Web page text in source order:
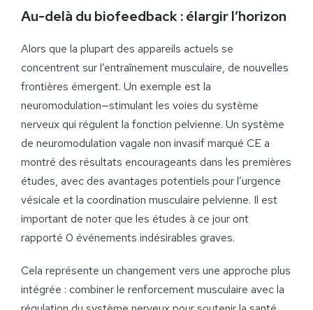
Au-delà du biofeedback : élargir l’horizon
Alors que la plupart des appareils actuels se
concentrent sur l’entraînement musculaire, de nouvelles
frontières émergent. Un exemple est la
neuromodulation—stimulant les voies du système
nerveux qui régulent la fonction pelvienne. Un système
de neuromodulation vagale non invasif marqué CE a
montré des résultats encourageants dans les premières
études, avec des avantages potentiels pour l’urgence
vésicale et la coordination musculaire pelvienne. Il est
important de noter que les études à ce jour ont
rapporté 0 événements indésirables graves.
Cela représente un changement vers une approche plus
intégrée : combiner le renforcement musculaire avec la